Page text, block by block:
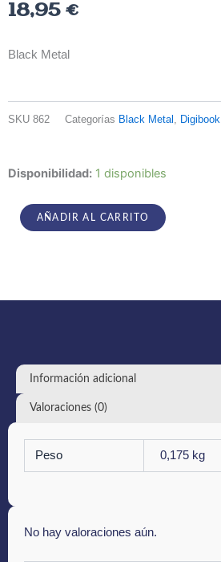
18,95 €
Black Metal
SKU 862 Categorías Black Metal , Digibook
Disponibilidad: 1 disponibles
Miserere
Miserere
Luminis
AÑADIR AL CARRITO
Información adicional
Valoraciones (0)
Peso 0,175 kg
No hay valoraciones aún.